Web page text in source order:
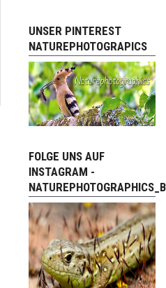
UNSER PINTEREST
NATUREPHOTOGRAPICS
FOLGE UNS AUF
INSTAGRAM -